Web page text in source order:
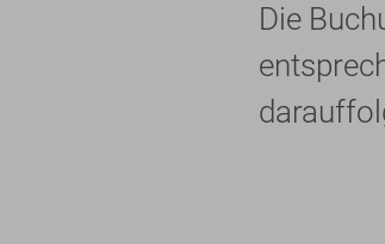
Die